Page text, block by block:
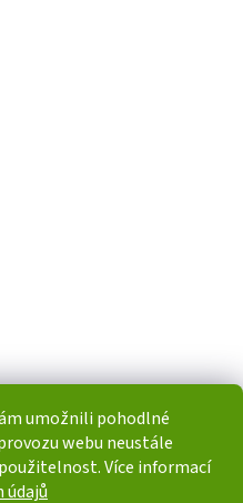
umožnili pohodlné
webu neustále
Více informací
údajů